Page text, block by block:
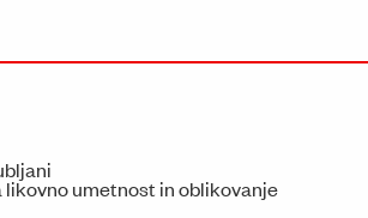
likovno umetnost in oblikovanje